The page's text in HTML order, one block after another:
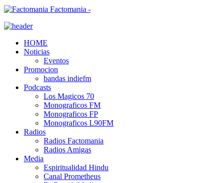
Factomania -
HOME
Noticias
Eventos
Promocion
bandas indiefm
Podcasts
Los Magicos 70
Monograficos FM
Monograficos FP
Monograficos L90FM
Radios
Radios Factomania
Radios Amigas
Media
Espiritualidad Hindu
Canal Prometheus